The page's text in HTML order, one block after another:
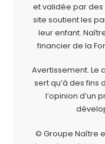
et validée par
site soutient les
leur enfant.
financier de la
Avertissement. Le
sert qu’à des fins
l’opinion d’un
© Groupe Naître